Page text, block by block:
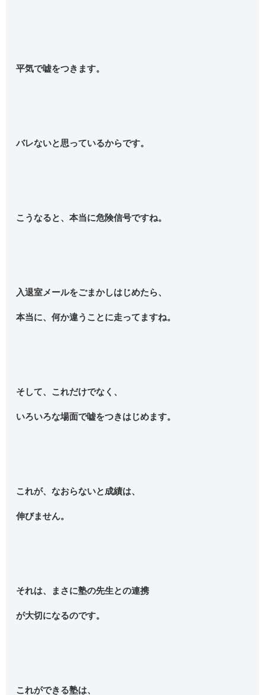
平気で嘘をつきます。
バレないと思っているからです。
こうなると、本当に危険信号ですね。
入退室メールをごまかしはじめたら、
本当に、何か違うことに走ってますね。
そして、これだけでなく、
いろいろな場面で嘘をつきはじめます。
これが、なおらないと成績は、
伸びません。
それは、まさに塾の先生との連携
が大切になるのです。
これができる塾は、